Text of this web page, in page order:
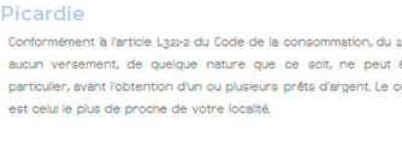
Picardie